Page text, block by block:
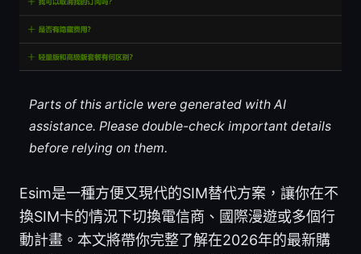
Parts of this article were generated with AI
assistance. Please double-check important details
before relying on them.
Esim是一種方便又現代的SIM替代方案，讓你在不
換SIM卡的情況下切換電信商、國際漫遊或多個行
動計畫。本文將帶你完整了解在2026年的最新購